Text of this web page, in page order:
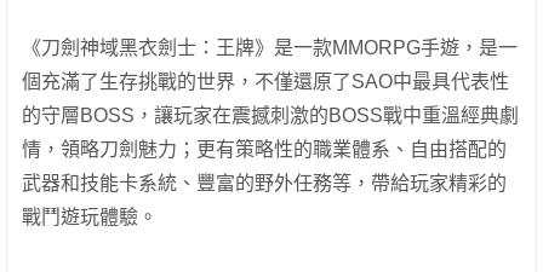
《刀劍神域黑衣劍士：王牌》是一款MMORPG手遊，是一
個充滿了生存挑戰的世界，不僅還原了SAO中最具代表性
的守層BOSS，讓玩家在震撼刺激的BOSS戰中重溫經典劇
情，領略刀劍魅力；更有策略性的職業體系、自由搭配的
武器和技能卡系統、豐富的野外任務等，帶給玩家精彩的
戰鬥遊玩體驗。